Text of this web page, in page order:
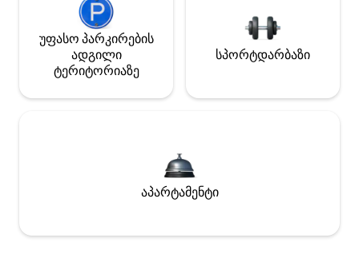
უფასო პარკირების
ადგილი
ტერიტორიაზე
სპორტდარბაზი
აპარტამენტი